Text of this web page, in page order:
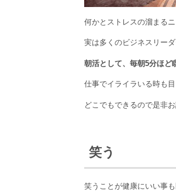
何かとストレスの溜まる
実は多くのビジネスリー
朝活として、毎朝5分ほど
仕事でイライラいる時も
どこでもできるので是非お
笑う
笑うことが健康にいい事